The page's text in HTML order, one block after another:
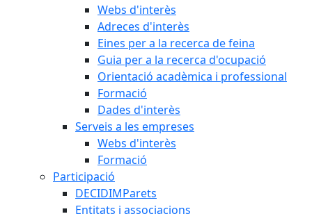
Webs d'interès
Adreces d'interès
Eines per a la recerca de feina
Guia per a la recerca d'ocupació
Orientació acadèmica i professional
Formació
Dades d'interès
Serveis a les empreses
Webs d'interès
Formació
Participació
DECIDIMParets
Entitats i associacions